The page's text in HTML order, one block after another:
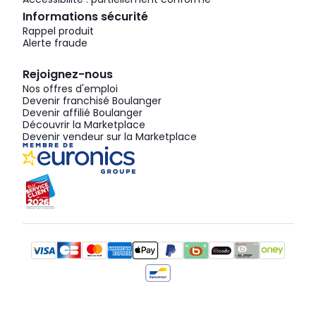
Informations sécurité
Rappel produit
Alerte fraude
Rejoignez-nous
Nos offres d'emploi
Devenir franchisé Boulanger
Devenir affilié Boulanger
Découvrir la Marketplace
Devenir vendeur sur la Marketplace